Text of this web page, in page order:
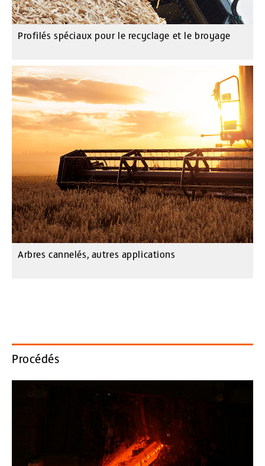
Profilés spéciaux pour le recyclage et le broyage
Arbres cannelés, autres applications
Procédés